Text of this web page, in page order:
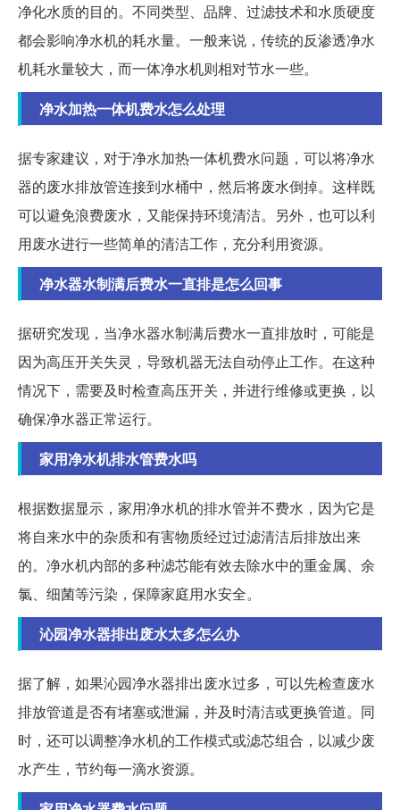
净化水质的目的。不同类型、品牌、过滤技术和水质硬度
都会影响净水机的耗水量。一般来说，传统的反渗透净水
机耗水量较大，而一体净水机则相对节水一些。
净水加热一体机费水怎么处理
据专家建议，对于净水加热一体机费水问题，可以将净水
器的废水排放管连接到水桶中，然后将废水倒掉。这样既
可以避免浪费废水，又能保持环境清洁。另外，也可以利
用废水进行一些简单的清洁工作，充分利用资源。
净水器水制满后费水一直排是怎么回事
据研究发现，当净水器水制满后费水一直排放时，可能是
因为高压开关失灵，导致机器无法自动停止工作。在这种
情况下，需要及时检查高压开关，并进行维修或更换，以
确保净水器正常运行。
家用净水机排水管费水吗
根据数据显示，家用净水机的排水管并不费水，因为它是
将自来水中的杂质和有害物质经过过滤清洁后排放出来
的。净水机内部的多种滤芯能有效去除水中的重金属、余
氯、细菌等污染，保障家庭用水安全。
沁园净水器排出废水太多怎么办
据了解，如果沁园净水器排出废水过多，可以先检查废水
排放管道是否有堵塞或泄漏，并及时清洁或更换管道。同
时，还可以调整净水机的工作模式或滤芯组合，以减少废
水产生，节约每一滴水资源。